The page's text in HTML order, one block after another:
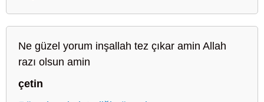
Ne güzel yorum inşallah tez çıkar amin Allah
razı olsun amin
çetin